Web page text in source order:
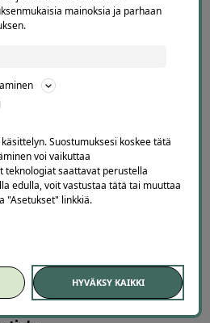
lasten kanssa?
kirjastot, uimahallit,
jätä tauoille tilaa, pakkaa
sää sekä päivän
mainoksia ja parhaan
Suostumuksesi koskee tätä
voi vaikuttaa
teknologiat saattavat perustella
edulla, voit vastustaa tätä tai muuttaa
"Asetukset" linkkiä.
HYVÄKSY KAIKKI